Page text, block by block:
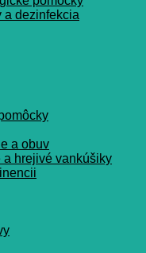
a dezinfekcia
a obuv
a hrejivé vankúšiky